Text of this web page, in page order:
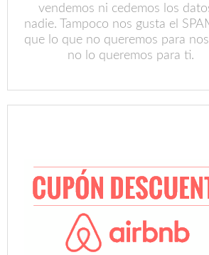
vendemos ni cedemos los
nadie. Tampoco nos gusta el
que lo que no queremos para
no lo queremos para ti.